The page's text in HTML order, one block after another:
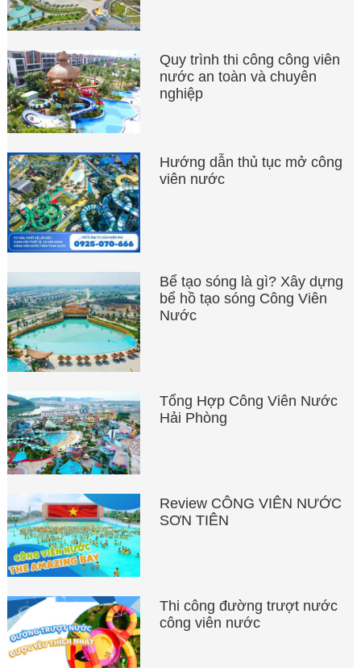
Quy trình thi công công viên
nước an toàn và chuyên
nghiệp
Hướng dẫn thủ tục mở công
viên nước
Bể tạo sóng là gì? Xây dựng
bể hồ tạo sóng Công Viên
Nước
Tổng Hợp Công Viên Nước
Hải Phòng
Review CÔNG VIÊN NƯỚC
SƠN TIÊN
Thi công đường trượt nước
công viên nước